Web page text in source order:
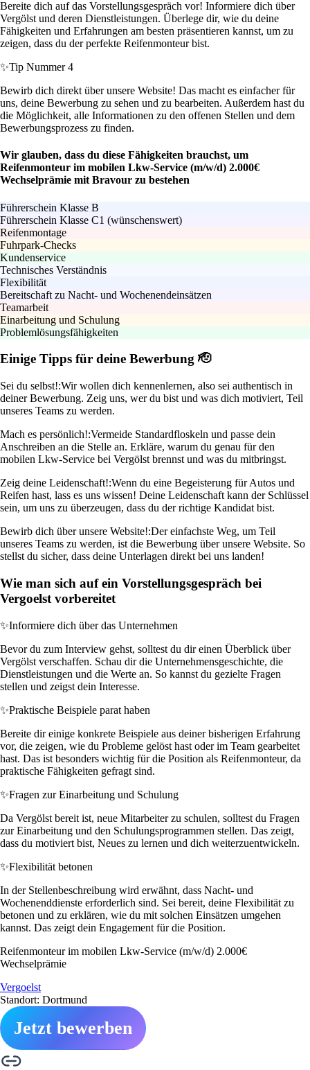
Bereite dich auf das Vorstellungsgespräch vor! Informiere dich über
Vergölst und deren Dienstleistungen. Überlege dir, wie du deine
Fähigkeiten und Erfahrungen am besten präsentieren kannst, um zu
zeigen, dass du der perfekte Reifenmonteur bist.
✨Tip Nummer 4
Bewirb dich direkt über unsere Website! Das macht es einfacher für
uns, deine Bewerbung zu sehen und zu bearbeiten. Außerdem hast du
die Möglichkeit, alle Informationen zu den offenen Stellen und dem
Bewerbungsprozess zu finden.
Wir glauben, dass du diese Fähigkeiten brauchst, um
Reifenmonteur im mobilen Lkw-Service (m/w/d) 2.000€
Wechselprämie mit Bravour zu bestehen
Führerschein Klasse B
Führerschein Klasse C1 (wünschenswert)
Reifenmontage
Fuhrpark-Checks
Kundenservice
Technisches Verständnis
Flexibilität
Bereitschaft zu Nacht- und Wochenendeinsätzen
Teamarbeit
Einarbeitung und Schulung
Problemlösungsfähigkeiten
Einige Tipps für deine Bewerbung 🫡
Sei du selbst!:Wir wollen dich kennenlernen, also sei authentisch in
deiner Bewerbung. Zeig uns, wer du bist und was dich motiviert, Teil
unseres Teams zu werden.
Mach es persönlich!:Vermeide Standardfloskeln und passe dein
Anschreiben an die Stelle an. Erkläre, warum du genau für den
mobilen Lkw-Service bei Vergölst brennst und was du mitbringst.
Zeig deine Leidenschaft!:Wenn du eine Begeisterung für Autos und
Reifen hast, lass es uns wissen! Deine Leidenschaft kann der Schlüssel
sein, um uns zu überzeugen, dass du der richtige Kandidat bist.
Bewirb dich über unsere Website!:Der einfachste Weg, um Teil
unseres Teams zu werden, ist die Bewerbung über unsere Website. So
stellst du sicher, dass deine Unterlagen direkt bei uns landen!
Wie man sich auf ein Vorstellungsgespräch bei
Vergoelst vorbereitet
✨Informiere dich über das Unternehmen
Bevor du zum Interview gehst, solltest du dir einen Überblick über
Vergölst verschaffen. Schau dir die Unternehmensgeschichte, die
Dienstleistungen und die Werte an. So kannst du gezielte Fragen
stellen und zeigst dein Interesse.
✨Praktische Beispiele parat haben
Bereite dir einige konkrete Beispiele aus deiner bisherigen Erfahrung
vor, die zeigen, wie du Probleme gelöst hast oder im Team gearbeitet
hast. Das ist besonders wichtig für die Position als Reifenmonteur, da
praktische Fähigkeiten gefragt sind.
✨Fragen zur Einarbeitung und Schulung
Da Vergölst bereit ist, neue Mitarbeiter zu schulen, solltest du Fragen
zur Einarbeitung und den Schulungsprogrammen stellen. Das zeigt,
dass du motiviert bist, Neues zu lernen und dich weiterzuentwickeln.
✨Flexibilität betonen
In der Stellenbeschreibung wird erwähnt, dass Nacht- und
Wochenenddienste erforderlich sind. Sei bereit, deine Flexibilität zu
betonen und zu erklären, wie du mit solchen Einsätzen umgehen
kannst. Das zeigt dein Engagement für die Position.
Reifenmonteur im mobilen Lkw-Service (m/w/d) 2.000€
Wechselprämie
Vergoelst
Standort: Dortmund
Jetzt bewerben